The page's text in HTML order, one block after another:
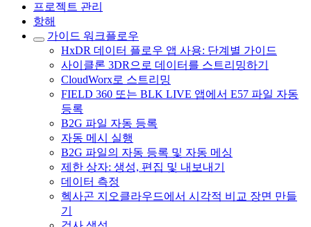
프로젝트 관리
항해
가이드 워크플로우
HxDR 데이터 플로우 앱 사용: 단계별 가이드
사이클론 3DR으로 데이터를 스트리밍하기
CloudWorx로 스트리밍
FIELD 360 또는 BLK LIVE 앱에서 E57 파일 자동
등록
B2G 파일 자동 등록
자동 메시 실행
B2G 파일의 자동 등록 및 자동 메싱
제한 상자: 생성, 편집 및 내보내기
데이터 측정
헥사곤 지오클라우드에서 시각적 비교 장면 만들
기